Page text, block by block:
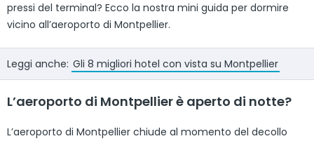
pressi del terminal? Ecco la nostra mini guida per dormire
vicino all’aeroporto di Montpellier.
Leggi anche: Gli 8 migliori hotel con vista su Montpellier
L’aeroporto di Montpellier è aperto di notte?
L’aeroporto di Montpellier chiude al momento del decollo